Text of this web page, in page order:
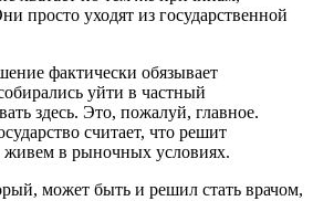
просто уходят из государственной
фактически обязывает
уйти в частный
здесь. Это, пожалуй, главное.
считает, что решит
в рыночных условиях.
может быть и решил стать врачом,